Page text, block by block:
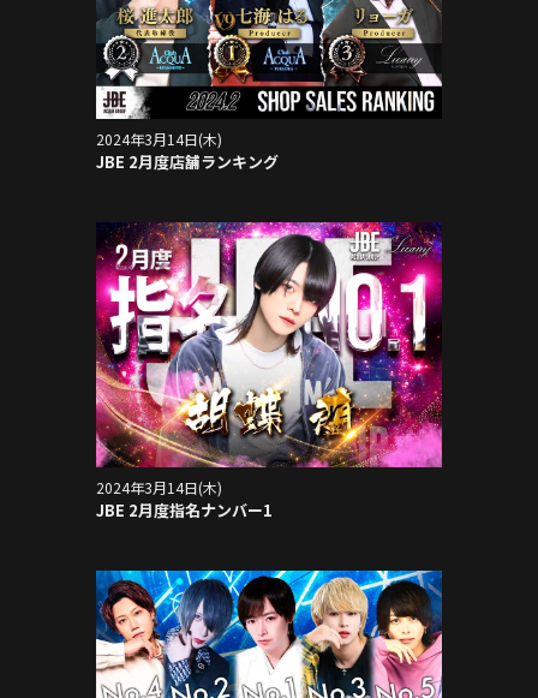
2024年3月14日(木)
JBE 2月度店舗ランキング
2024年3月14日(木)
JBE 2月度指名ナンバー1